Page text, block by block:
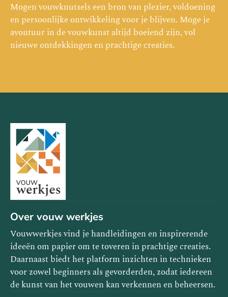
Mogen vouwknutsels een bron van plezier, voldoening
en persoonlijke ontwikkeling voor je blijven. Moge je
avontuur in de vouwkunst altijd boeiend zijn, vol
nieuwe ontdekkingen en prachtige creaties.
Over vouw werkjes
Vouwwerkjes vind je handleidingen en inspirerende
ideeën om papier om te toveren in prachtige creaties.
Daarnaast biedt het platform inzichten in technieken
voor zowel beginners als gevorderden, zodat iedereen
de kunst van het vouwen kan verkennen en beheersen.